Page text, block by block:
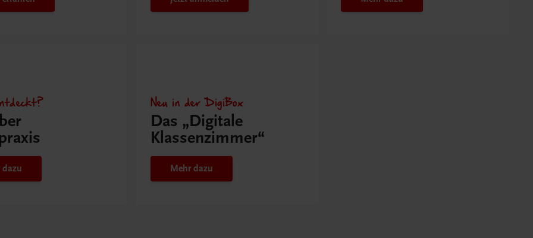
dazu
Neu in der DigiBox
Das „Digitale
Klassenzimmer“
Mehr dazu